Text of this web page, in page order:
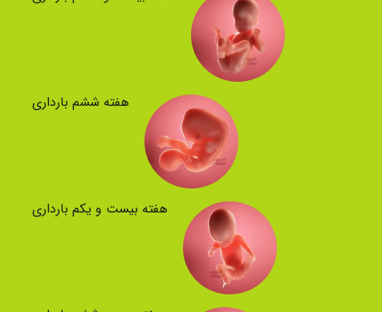
هفته ششم بارداری
هفته بیست و یکم بارداری